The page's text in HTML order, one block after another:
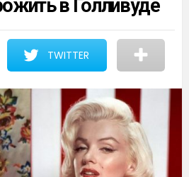
в Голливуде
TWITTER